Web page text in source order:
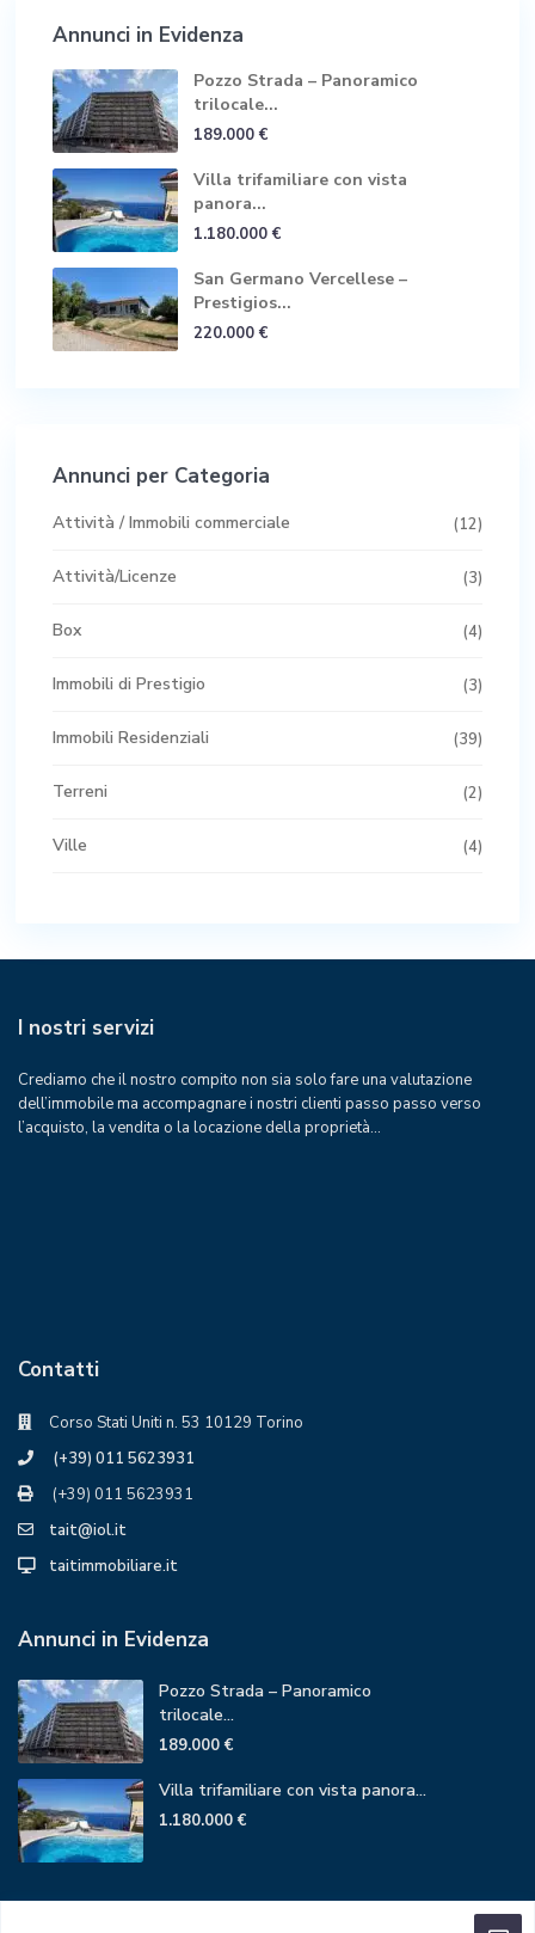
Annunci in Evidenza
Pozzo Strada – Panoramico
trilocale...
189.000 €
Villa trifamiliare con vista
panora...
1.180.000 €
San Germano Vercellese –
Prestigios...
220.000 €
Annunci per Categoria
Attività / Immobili commerciale (12)
Attività/Licenze (3)
Box (4)
Immobili di Prestigio (3)
Immobili Residenziali (39)
Terreni (2)
Ville (4)
I nostri servizi
Crediamo che il nostro compito non sia solo fare una valutazione
dell’immobile ma accompagnare i nostri clienti passo passo verso
l’acquisto, la vendita o la locazione della proprietà…
Contatti
Corso Stati Uniti n. 53 10129 Torino
(+39) 011 5623931
(+39) 011 5623931
tait@iol.it
taitimmobiliare.it
Annunci in Evidenza
Pozzo Strada – Panoramico
trilocale...
189.000 €
Villa trifamiliare con vista panora...
1.180.000 €